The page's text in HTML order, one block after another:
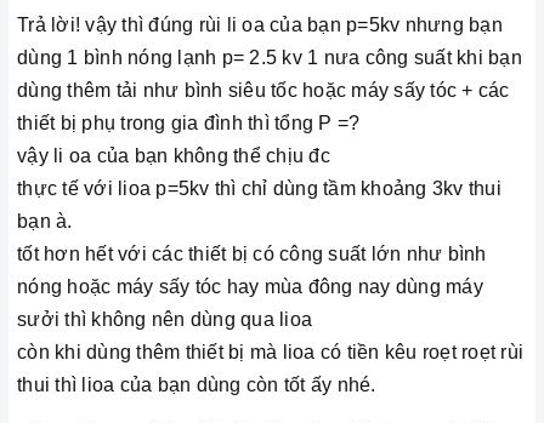
Trả lời! vậy thì đúng rùi li oa của bạn p=5kv nhưng bạn
dùng 1 bình nóng lạnh p= 2.5 kv 1 nưa công suất khi bạn
dùng thêm tải như bình siêu tốc hoặc máy sấy tóc + các
thiết bị phụ trong gia đình thì tổng P =?
vậy li oa của bạn không thể chịu đc
thực tế với lioa p=5kv thì chỉ dùng tầm khoảng 3kv thui
bạn à.
tốt hơn hết với các thiết bị có công suất lớn như bình
nóng hoặc máy sấy tóc hay mùa đông nay dùng máy
sưởi thì không nên dùng qua lioa
còn khi dùng thêm thiết bị mà lioa có tiền kêu roẹt roẹt rùi
thui thì lioa của bạn dùng còn tốt ấy nhé.